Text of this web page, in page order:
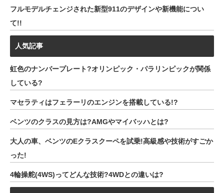
フルモデルチェンジされた新型911のデザインや新機能につい
て!!
人気記事
虹色のナンバープレート?オリンピック・パラリンピックが関係
している?
マセラティはフェラーリのエンジンを搭載している!?
ベンツのクラスの見方は?AMGやマイバッハとは?
大人の車、ベンツのEクラスクーペを試乗!高級感や技術がすごか
った!
4輪操舵(4WS)ってどんな技術?4WDとの違いは?